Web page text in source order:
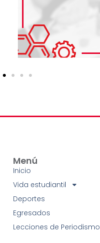
Menú
Inicio
Vida estudiantil
Deportes
Egresados
Lecciones de Periodismo